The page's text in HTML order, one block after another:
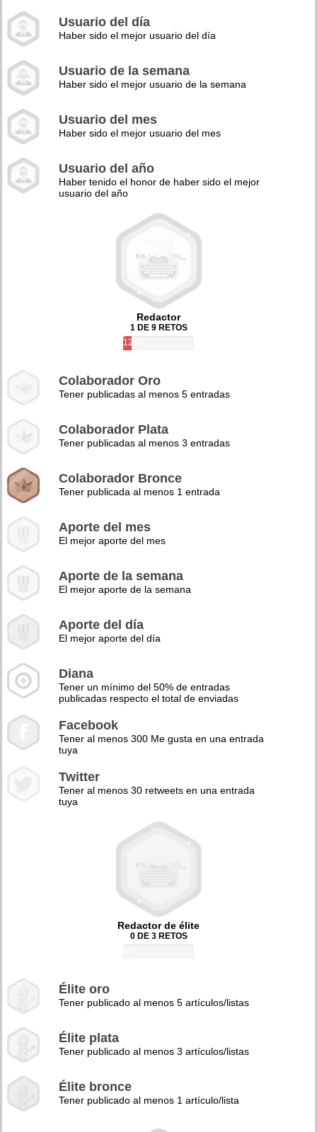
Usuario del día
Haber sido el mejor usuario del día
Usuario de la semana
Haber sido el mejor usuario de la semana
Usuario del mes
Haber sido el mejor usuario del mes
Usuario del año
Haber tenido el honor de haber sido el mejor
usuario del año
Redactor
1 DE 9 RETOS
12%
Colaborador Oro
Tener publicadas al menos 5 entradas
Colaborador Plata
Tener publicadas al menos 3 entradas
Colaborador Bronce
Tener publicada al menos 1 entrada
Aporte del mes
El mejor aporte del mes
Aporte de la semana
El mejor aporte de la semana
Aporte del día
El mejor aporte del día
Diana
Tener un mínimo del 50% de entradas
publicadas respecto el total de enviadas
Facebook
Tener al menos 300 Me gusta en una entrada
tuya
Twitter
Tener al menos 30 retweets en una entrada
tuya
Redactor de élite
0 DE 3 RETOS
Élite oro
Tener publicado al menos 5 artículos/listas
Élite plata
Tener publicado al menos 3 artículos/listas
Élite bronce
Tener publicado al menos 1 artículo/lista